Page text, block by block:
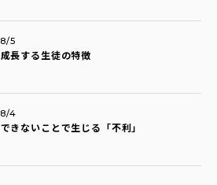
長する生徒の特徴
5
きないことで生じる「不利」
4